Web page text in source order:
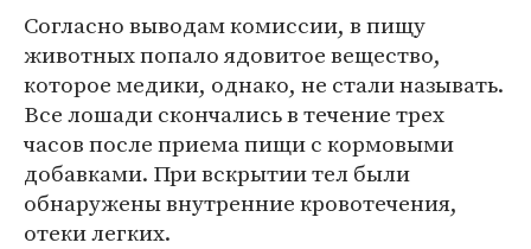
Согласно выводам комиссии, в пищу
животных попало ядовитое вещество,
которое медики, однако, не стали называть.
Все лошади скончались в течение трех
часов после приема пищи с кормовыми
добавками. При вскрытии тел были
обнаружены внутренние кровотечения,
отеки легких.